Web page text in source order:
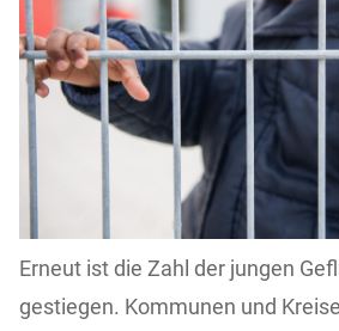
Erneut ist die Zahl der jungen
gestiegen. Kommunen und